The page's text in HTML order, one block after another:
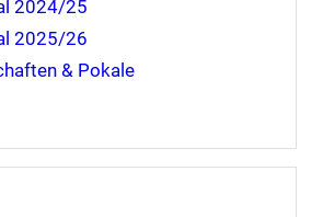
2024/25
2025/26
& Pokale